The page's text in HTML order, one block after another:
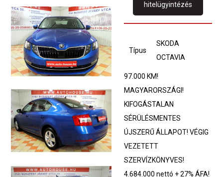
hitelügyintézés
Típus
SKODA
OCTAVIA
97.000 KM!
MAGYARORSZÁGI!
KIFOGÁSTALAN
SÉRÜLÉSMENTES
ÚJSZERŰ ÁLLAPOT! VÉGIG
VEZETETT
SZERVÍZKÖNYVES!
4.684.000 nettó + 27% ÁFA!